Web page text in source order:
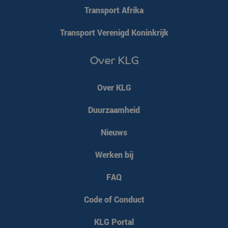
Transport Afrika
Transport Verenigd Koninkrijk
Over KLG
Over KLG
Duurzaamheid
Nieuws
Werken bij
FAQ
Code of Conduct
KLG Portal